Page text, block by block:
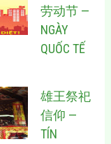
劳动节 —
NGÀY
QUỐC TẾ
雄王祭祀
信仰 —
TÍN